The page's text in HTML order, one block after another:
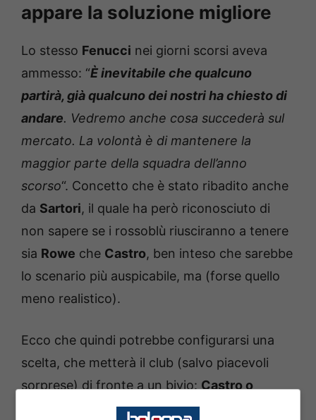
appare la soluzione migliore
Lo stesso Fenucci nei giorni scorsi aveva
ammesso: “È inevitabile che qualcuno
partirà, già qualcuno dei nostri ha chiesto di
andare. Vedremo anche cosa succederà sul
mercato. La volontà è di mantenere la
maggior parte della squadra dell’anno
scorso“. Concetto che è stato ribadito anche
da Sartori, il quale ha però riconosciuto di
non sapere se i rossoblù riusciranno a tenere
sia Rowe che Castro, ben inteso che sarebbe
lo scenario più auspicabile, ma (forse quello
meno realistico).
Ecco che quindi potrebbe configurarsi una
scelta, che metterà il club (salvo piacevoli
sorprese) di fronte a un bivio: Castro o
? Gli ultimi scampoli di stagione, a mio